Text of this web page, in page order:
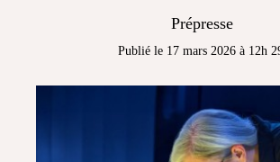
Prépresse
Publié le 17 mars 2026 à 12h